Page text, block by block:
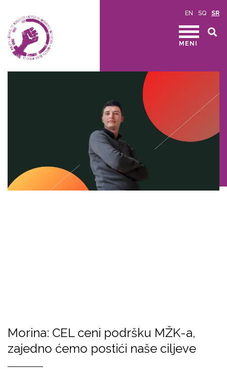
EN SQ SR
MENI
Morina: CEL ceni podršku MŽK-a,
zajedno ćemo postići naše ciljeve